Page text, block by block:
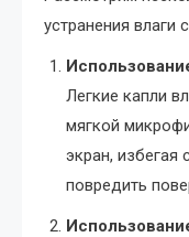
устранения влаги
Легкие капли
мягкой
экран, избегая
повредить